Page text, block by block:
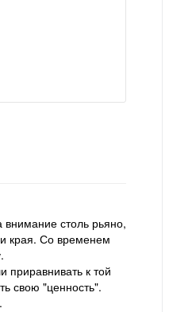
столь рьяно,
края. Со временем
к той
свою "ценность".